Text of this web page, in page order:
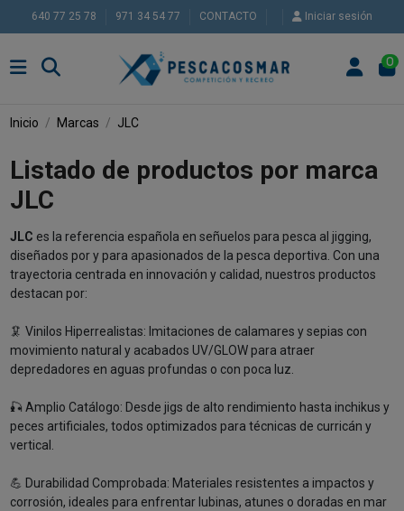
640 77 25 78 971 34 54 77 CONTACTO Iniciar sesión
0
Inicio Marcas JLC
Listado de productos por marca
JLC
JLC es la referencia española en señuelos para pesca al jigging,
diseñados por y para apasionados de la pesca deportiva. Con una
trayectoria centrada en innovación y calidad, nuestros productos
destacan por:
🦑 Vinilos Hiperrealistas: Imitaciones de calamares y sepias con
movimiento natural y acabados UV/GLOW para atraer
depredadores en aguas profundas o con poca luz.
🎣 Amplio Catálogo: Desde jigs de alto rendimiento hasta inchikus y
peces artificiales, todos optimizados para técnicas de curricán y
vertical.
💪 Durabilidad Comprobada: Materiales resistentes a impactos y
corrosión, ideales para enfrentar lubinas, atunes o doradas en mar